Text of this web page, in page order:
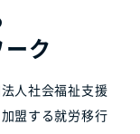
ク
人社会福祉支援
盟する就労移行